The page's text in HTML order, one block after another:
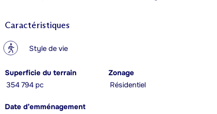
Caractéristiques
? Style de vie
Superficie du terrain
354 794 pc
Zonage
Résidentiel
Date d’emménagement